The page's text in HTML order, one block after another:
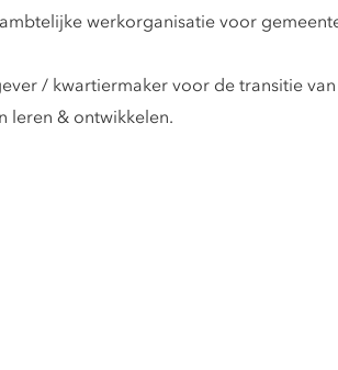
werkorganisatie voor
/ kwartiermaker voor de transitie van
leren & ontwikkelen.